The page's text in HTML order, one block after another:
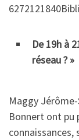
De 19h à
réseau ? »
Maggy
Bonnert ont pu
connaissances,